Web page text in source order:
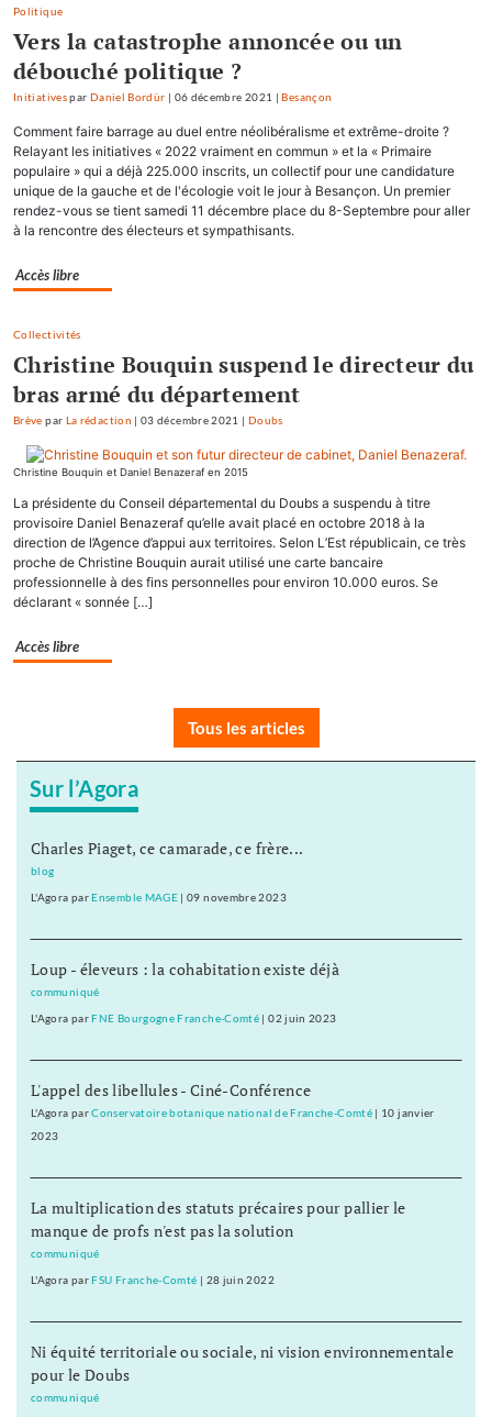
Politique
Vers la catastrophe annoncée ou un
débouché politique ?
Initiativespar Daniel Bordür | 06 décembre 2021 |Besançon
Comment faire barrage au duel entre néolibéralisme et extrême-droite ?
Relayant les initiatives « 2022 vraiment en commun » et la « Primaire
populaire » qui a déjà 225.000 inscrits, un collectif pour une candidature
unique de la gauche et de l'écologie voit le jour à Besançon. Un premier
rendez-vous se tient samedi 11 décembre place du 8-Septembre pour aller
à la rencontre des électeurs et sympathisants.
Accès libre
Collectivités
Christine Bouquin suspend le directeur du
bras armé du département
Brève par La rédaction |03 décembre 2021 | Doubs
Christine Bouquin et Daniel Benazeraf en 2015
La présidente du Conseil départemental du Doubs a suspendu à titre
provisoire Daniel Benazeraf qu’elle avait placé en octobre 2018 à la
direction de l’Agence d’appui aux territoires. Selon L’Est républicain, ce très
proche de Christine Bouquin aurait utilisé une carte bancaire
professionnelle à des fins personnelles pour environ 10.000 euros. Se
déclarant « sonnée […]
Accès libre
Tous les articles
Sur l’Agora
Charles Piaget, ce camarade, ce frère...
blog
L'Agora par Ensemble MAGE |09 novembre 2023
Loup - éleveurs : la cohabitation existe déjà
communiqué
L'Agora par FNE Bourgogne Franche-Comté |02 juin 2023
L'appel des libellules - Ciné-Conférence
L'Agora parConservatoire botanique national de Franche-Comté| 10 janvier
2023
La multiplication des statuts précaires pour pallier le
manque de profs n'est pas la solution
communiqué
L'Agora par FSU Franche-Comté 28 juin 2022
Ni équité territoriale ou sociale, ni vision environnementale
pour le Doubs
communiqué